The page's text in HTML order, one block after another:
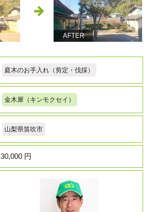
AFTER
庭木のお手入れ（剪定・伐採）
金木犀（キンモクセイ）
山梨県笛吹市
30,000 円